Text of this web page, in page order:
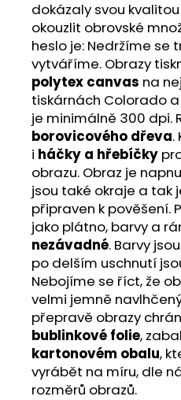
dokázaly svou
okouzlit obrovské
heslo je: Nedržíme se
vytváříme. Obrazy
polytex canvas na
tiskárnách Colorado a
je minimálně 300 dpi.
borovicového dřeva.
i háčky a hřebíčky
obrazu. Obraz je
jsou také okraje a tak
připraven k pověšení.
jako plátno, barvy a
nezávadné. Barvy
po delším uschnutí
Nebojíme se říct, že
velmi jemně
přepravě obrazy
bublinkové folie,
kartonovém obalu,
vyrábět na míru, dle
rozměrů obrazů.